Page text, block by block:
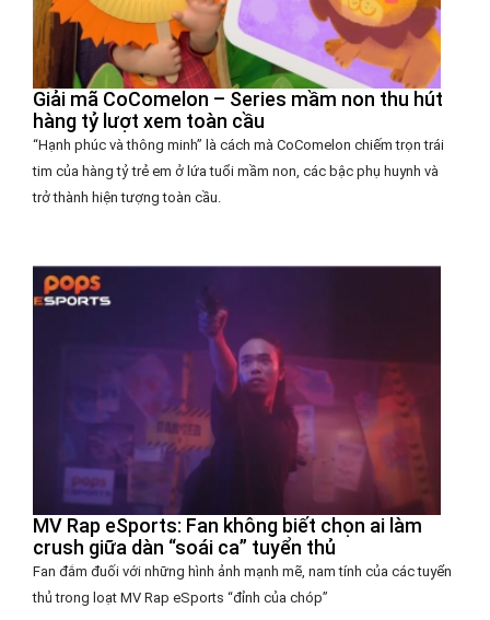
Giải mã CoComelon – Series mầm non thu hút
hàng tỷ lượt xem toàn cầu
“Hạnh phúc và thông minh” là cách mà CoComelon chiếm trọn trái
tim của hàng tỷ trẻ em ở lứa tuổi mầm non, các bậc phụ huynh và
trở thành hiện tượng toàn cầu.
MV Rap eSports: Fan không biết chọn ai làm
crush giữa dàn “soái ca” tuyển thủ
Fan đắm đuối với những hình ảnh mạnh mẽ, nam tính của các tuyển
thủ trong loạt MV Rap eSports “đỉnh của chóp”